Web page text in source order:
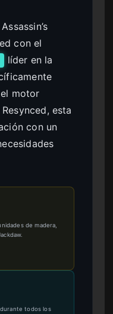
con el
líder en la
motor
esta
con un
de madera,
todos los